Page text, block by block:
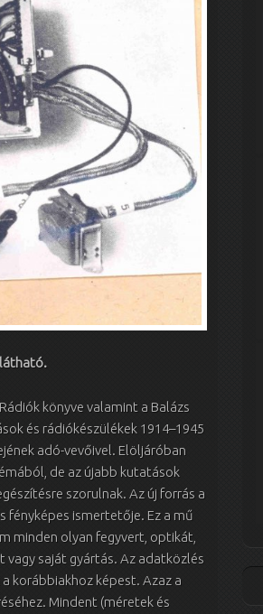
látható.
könyve valamint a Balázs
és rádiókészülékek 1914–1945
adó-vevőivel. Elöljáróban
de az újabb kutatások
szorulnak. Az új forrás a
ismertetője. Ez a mű
minden olyan fegyvert, optikát,
vagy saját gyártás. Az adatközlés
korábbiakhoz képest. Azaz a
Mindent (méretek és